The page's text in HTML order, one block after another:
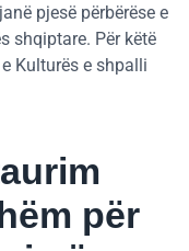
pjesë përbërëse e
shqiptare. Për këtë
Kulturës e shpalli
për